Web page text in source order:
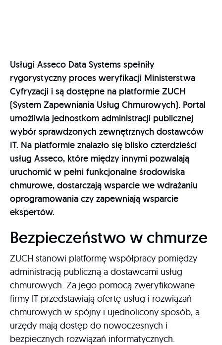
Usługi Asseco Data Systems spełniły
rygorystyczny proces weryfikacji Ministerstwa
Cyfryzacji i są dostępne na platformie ZUCH
(System Zapewniania Usług Chmurowych). Portal
umożliwia jednostkom administracji publicznej
wybór sprawdzonych zewnętrznych dostawców
IT. Na platformie znalazło się blisko czterdzieści
usług Asseco, które między innymi pozwalają
uruchomić w pełni funkcjonalne środowiska
chmurowe, dostarczają wsparcie we wdrażaniu
oprogramowania czy zapewniają wsparcie
ekspertów.
Bezpieczeństwo w chmurze
ZUCH stanowi platformę współpracy pomiędzy
administracją publiczną a dostawcami usług
chmurowych. Za jego pomocą zweryfikowane
firmy IT przedstawiają ofertę usług i rozwiązań
chmurowych w spójny i ujednolicony sposób, a
urzędy mają dostęp do nowoczesnych i
bezpiecznych rozwiązań informatycznych.